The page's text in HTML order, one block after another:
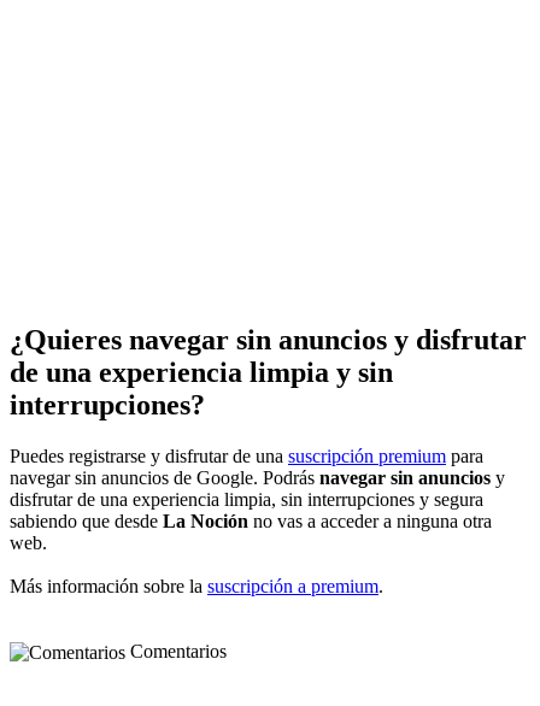
¿Quieres navegar sin anuncios y disfrutar
de una experiencia limpia y sin
interrupciones?
Puedes registrarse y disfrutar de una suscripción premium para
navegar sin anuncios de Google. Podrás navegar sin anuncios y
disfrutar de una experiencia limpia, sin interrupciones y segura
sabiendo que desde La Noción no vas a acceder a ninguna otra
web.
Más información sobre la suscripción a premium.
Comentarios